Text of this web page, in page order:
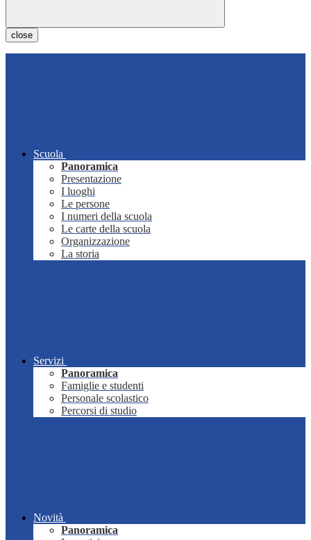
close
Scuola
Panoramica
Presentazione
I luoghi
Le persone
I numeri della scuola
Le carte della scuola
Organizzazione
La storia
Servizi
Panoramica
Famiglie e studenti
Personale scolastico
Percorsi di studio
Novità
Panoramica